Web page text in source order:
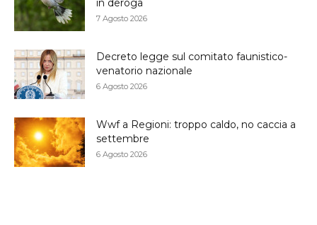
7 Agosto 2026
Decreto legge sul comitato faunistico-
venatorio nazionale
6 Agosto 2026
Wwf a Regioni: troppo caldo, no caccia a
settembre
6 Agosto 2026